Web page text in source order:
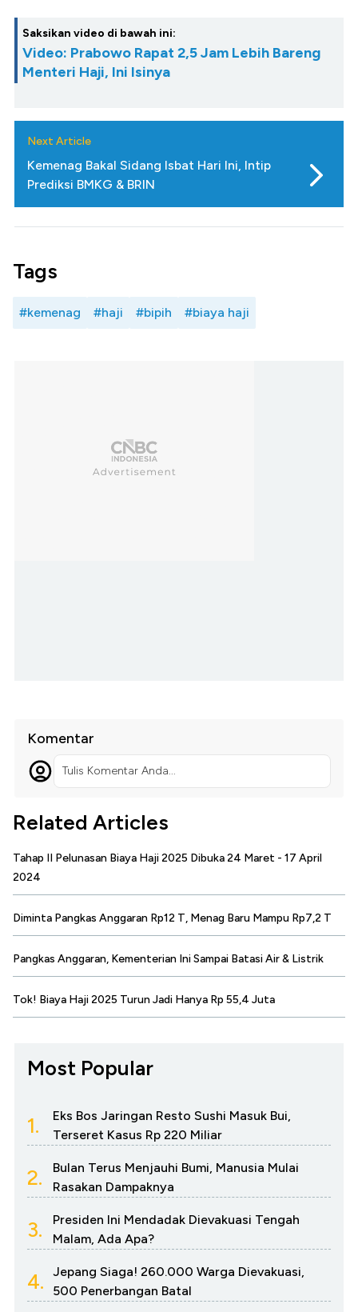
Saksikan video di bawah ini:
Video: Prabowo Rapat 2,5 Jam Lebih Bareng
Menteri Haji, Ini Isinya
Next Article
Kemenag Bakal Sidang Isbat Hari Ini, Intip
Prediksi BMKG & BRIN
Tags
#kemenag #haji #bipih #biaya haji
Komentar
Tulis Komentar Anda...
Related Articles
Tahap II Pelunasan Biaya Haji 2025 Dibuka 24 Maret - 17 April
2024
Diminta Pangkas Anggaran Rp12 T, Menag Baru Mampu Rp7,2 T
Pangkas Anggaran, Kementerian Ini Sampai Batasi Air & Listrik
Tok! Biaya Haji 2025 Turun Jadi Hanya Rp 55,4 Juta
Most Popular
1.
Eks Bos Jaringan Resto Sushi Masuk Bui,
Terseret Kasus Rp 220 Miliar
2.
Bulan Terus Menjauhi Bumi, Manusia Mulai
Rasakan Dampaknya
3.
Presiden Ini Mendadak Dievakuasi Tengah
Malam, Ada Apa?
4.
Jepang Siaga! 260.000 Warga Dievakuasi,
500 Penerbangan Batal